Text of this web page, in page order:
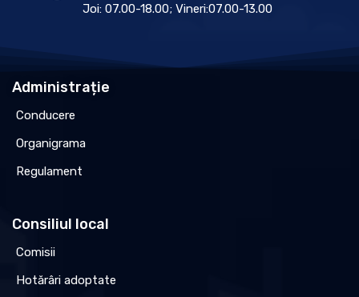
Joi: 07.00-18.00; Vineri:07.00-13.00
Administrație
Conducere
Organigrama
Regulament
Consiliul local
Comisii
Hotărâri adoptate